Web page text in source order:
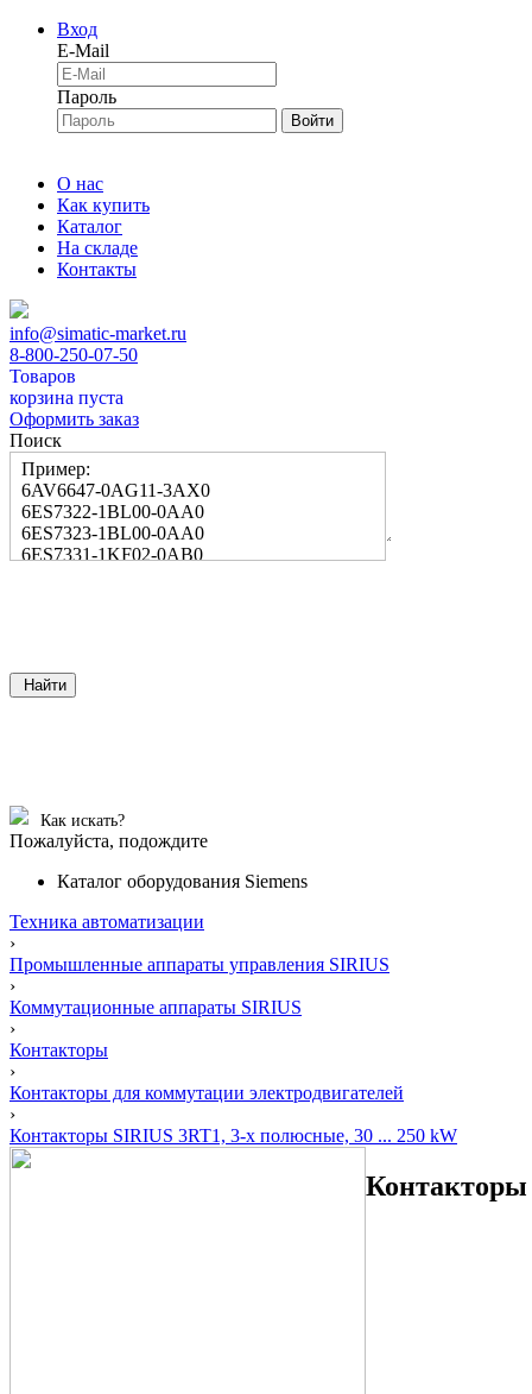
Вход
E-Mail
Пароль
Войти
О нас
Как купить
Каталог
На складе
Контакты
info@simatic-market.ru
8-800-250-07-50
Товаров
корзина пуста
Оформить заказ
Поиск
Пример:
6AV6647-0AG11-3AX0
6ES7322-1BL00-0AA0
6ES7323-1BL00-0AA0
6ES7331-1KF02-0AB0
Найти
Как искать?
Пожалуйста, подождите
Каталог оборудования Siemens
Техника автоматизации
›
Промышленные аппараты управления SIRIUS
›
Коммутационные аппараты SIRIUS
›
Контакторы
›
Контакторы для коммутации электродвигателей
›
Контакторы SIRIUS 3RT1, 3-х полюсные, 30 ... 250 kW
Контакторы